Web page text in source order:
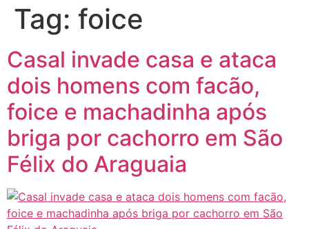
Tag: foice
Casal invade casa e ataca
dois homens com facão,
foice e machadinha após
briga por cachorro em São
Félix do Araguaia